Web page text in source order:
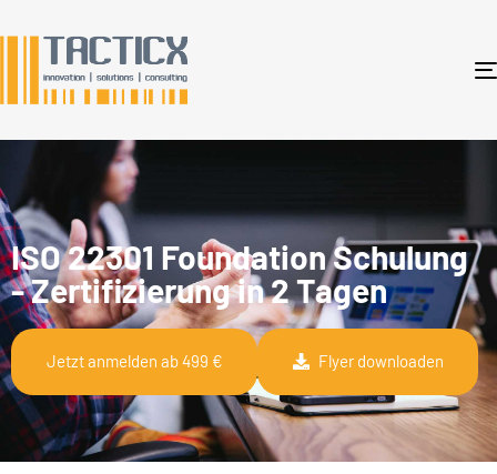
ISO 22301 Foundation Schulung
- Zertifizierung in 2 Tagen
Jetzt anmelden ab 499 € Flyer downloaden